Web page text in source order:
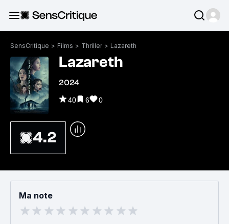
SensCritique > Films > Thriller > Lazareth
Lazareth
2024
40 6 0
4.2
Ma note